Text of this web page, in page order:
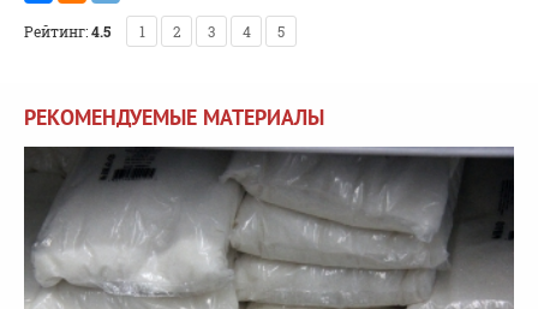
Рейтинг:4.5 1 2 3 4 5
РЕКОМЕНДУЕМЫЕ МАТЕРИАЛЫ